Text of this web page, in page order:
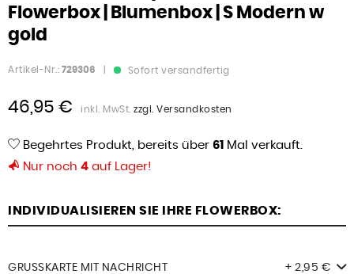
Flowerbox | Blumenbox | S Modern w
gold
Artikel-Nr.: 729306 Sofort versandfertig
46,95 € inkl. MwSt. zzgl. Versandkosten
Begehrtes Produkt, bereits über 61 Mal verkauft.
Nur noch 4 auf Lager!
INDIVIDUALISIEREN SIE IHRE FLOWERBOX:
GRUSSKARTE MIT NACHRICHT + 2,95 €